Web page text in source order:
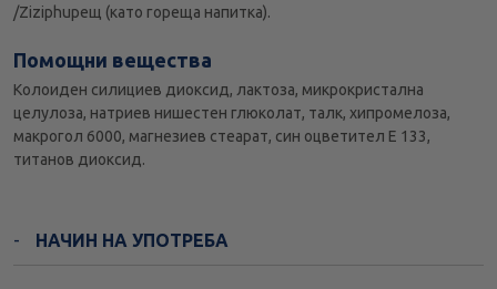
/Ziziphuрещ (като гореща напитка).
Помощни вещества
Колоиден силициев диоксид, лактоза, микрокристална
целулоза, натриев нишестен глюколат, талк, хипромелоза,
макрогол 6000, магнезиев стеарат, син оцветител E 133,
титанов диоксид.
НАЧИН НА УПОТРЕБА